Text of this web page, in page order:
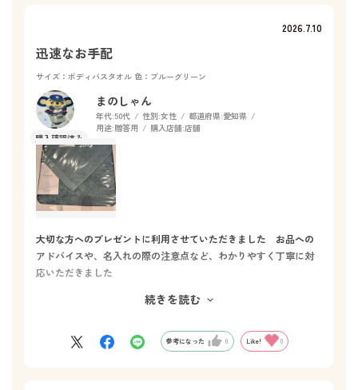
2026.7.10
迅速なお手配
サイズ：ボディバスタオル 色：ブルーグリーン
まのしゃん
年代:50代 性別:女性 都道府県:愛知県
用途:贈答用 購入店舗:店舗
大切な方へのプレゼントに利用させていただきました お品への
アドバイスや、名入れの際の注意点など、わかりやすく丁寧に対
応いただきました
先方にもお喜びいただいたようで嬉しく思います
ありがとうございました
続きを読む
参考になった 0 Like! 0